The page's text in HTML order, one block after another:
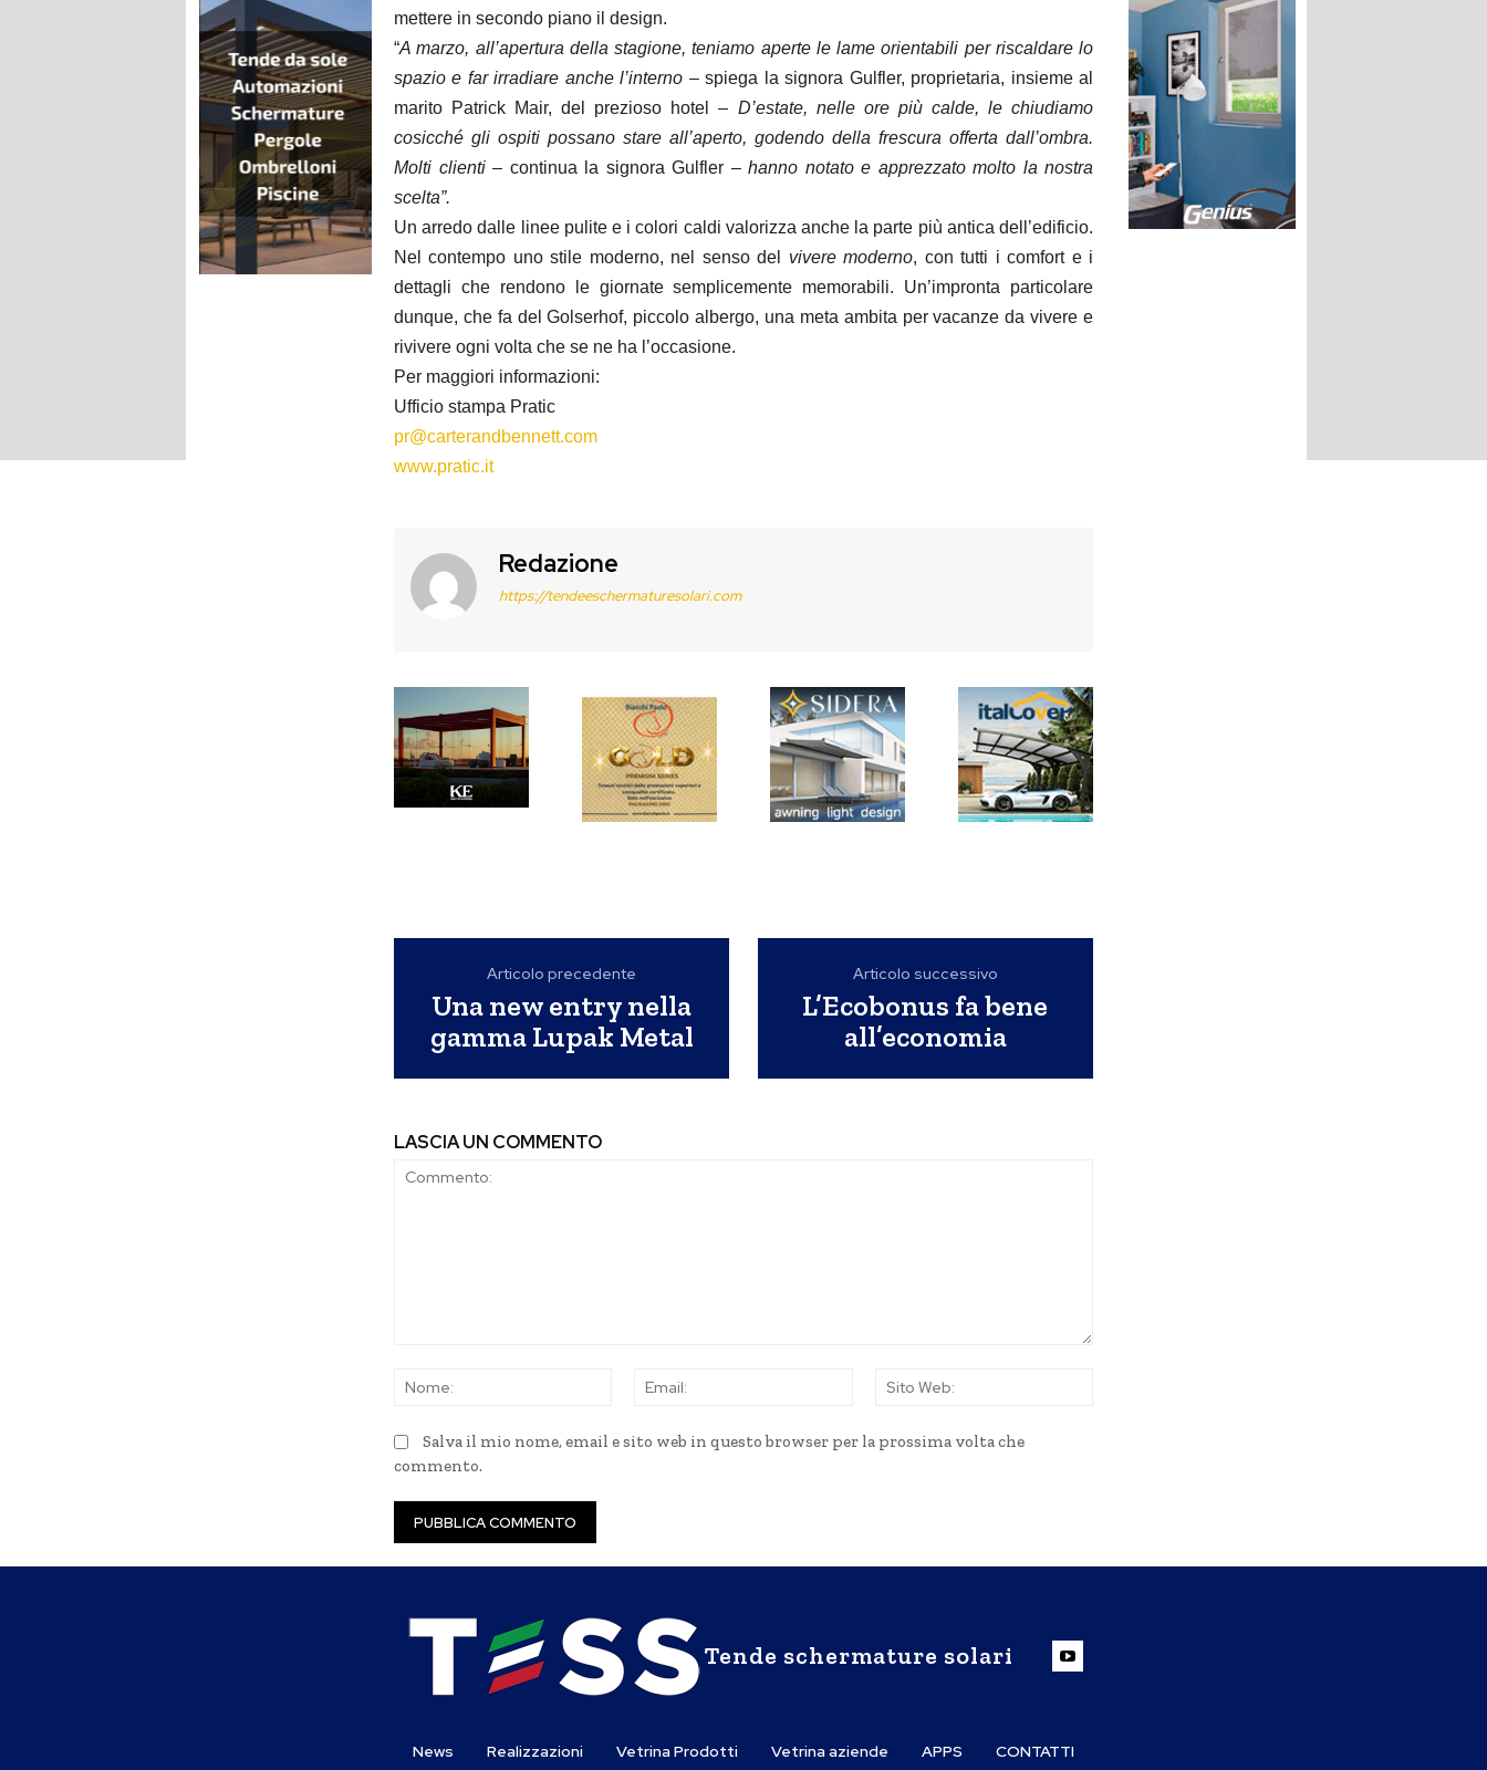
mettere in secondo piano il design.
“A marzo, all’apertura della stagione, teniamo aperte le lame orientabili per riscaldare lo
spazio e far irradiare anche l’interno – spiega la signora Gulfler, proprietaria, insieme al
marito Patrick Mair, del prezioso hotel – D’estate, nelle ore più calde, le chiudiamo
cosicché gli ospiti possano stare all’aperto, godendo della frescura offerta dall’ombra.
Molti clienti – continua la signora Gulfler – hanno notato e apprezzato molto la nostra
scelta”.
Un arredo dalle linee pulite e i colori caldi valorizza anche la parte più antica dell’edificio.
Nel contempo uno stile moderno, nel senso del vivere moderno, con tutti i comfort e i
dettagli che rendono le giornate semplicemente memorabili. Un’impronta particolare
dunque, che fa del Golserhof, piccolo albergo, una meta ambita per vacanze da vivere e
rivivere ogni volta che se ne ha l’occasione.
Per maggiori informazioni:
Ufficio stampa Pratic
pr@carterandbennett.com
www.pratic.it
Redazione
https://tendeeschermaturesolari.com
Articolo precedente
Una new entry nella
gamma Lupak Metal
Articolo successivo
L’Ecobonus fa bene
all’economia
LASCIA UN COMMENTO
Nome:
Email:
Salva il mio nome, email e sito web in questo browser per la prossima volta che
commento.
Tende schermature solari
News Realizzazioni Vetrina Prodotti Vetrina aziende APPS CONTATTI